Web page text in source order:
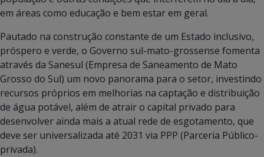
em áreas como educação e bem estar em geral.
Pautado na construção constante de um Estado inclusivo,
próspero e verde, o Governo sul-mato-grossense fomenta
através da Sanesul (Empresa de Saneamento de Mato
Grosso do Sul) um novo panorama para o setor, investindo
recursos próprios em melhorias na captação e distribuição
de água potável, além de atrair o capital privado para
desenvolver ainda mais a atual rede de esgotamento, que
deve ser universalizada até 2031 via PPP (Parceria Público-
privada).